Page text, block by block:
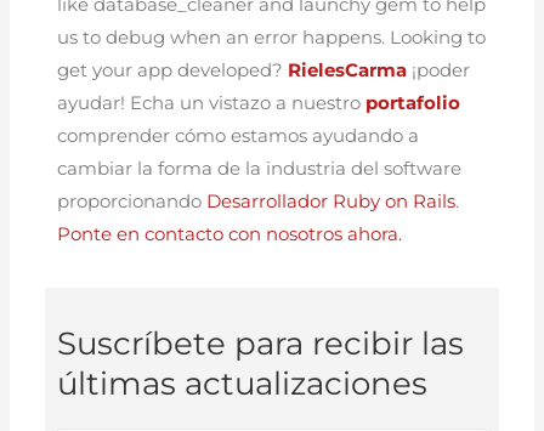
like database_cleaner and launchy gem to help
us to debug when an error happens. Looking to
get your app developed? RielesCarma ¡poder
ayudar! Echa un vistazo a nuestro portafolio
comprender cómo estamos ayudando a
cambiar la forma de la industria del software
proporcionando Desarrollador Ruby on Rails.
Ponte en contacto con nosotros ahora.
Suscríbete para recibir las
últimas actualizaciones